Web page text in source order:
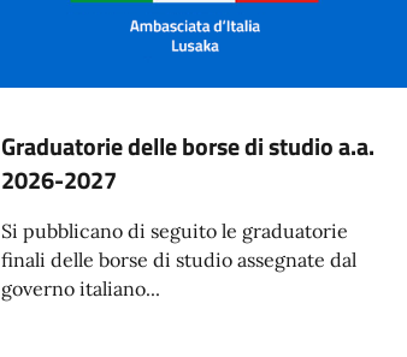
Graduatorie delle borse di studio a.a.
2026-2027
Si pubblicano di seguito le graduatorie
finali delle borse di studio assegnate dal
governo italiano...